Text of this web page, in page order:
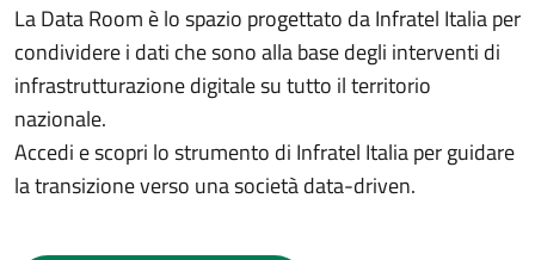
La Data Room è lo spazio progettato da Infratel Italia per
condividere i dati che sono alla base degli interventi di
infrastrutturazione digitale su tutto il territorio
nazionale.
Accedi e scopri lo strumento di Infratel Italia per guidare
la transizione verso una società data-driven.